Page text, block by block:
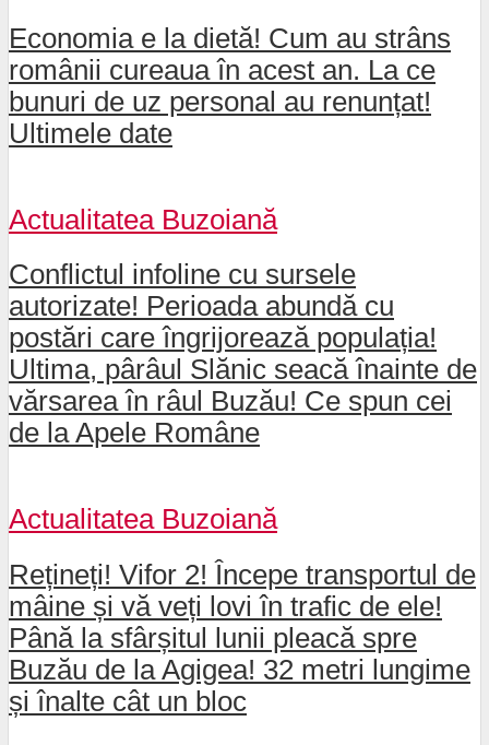
Economia e la dietă! Cum au strâns
românii cureaua în acest an. La ce
bunuri de uz personal au renunțat!
Ultimele date
Actualitatea Buzoiană
Conflictul infoline cu sursele
autorizate! Perioada abundă cu
postări care îngrijorează populația!
Ultima, pârâul Slănic seacă înainte de
vărsarea în râul Buzău! Ce spun cei
de la Apele Române
Actualitatea Buzoiană
Rețineți! Vifor 2! Începe transportul de
mâine și vă veți lovi în trafic de ele!
Până la sfârșitul lunii pleacă spre
Buzău de la Agigea! 32 metri lungime
și înalte cât un bloc